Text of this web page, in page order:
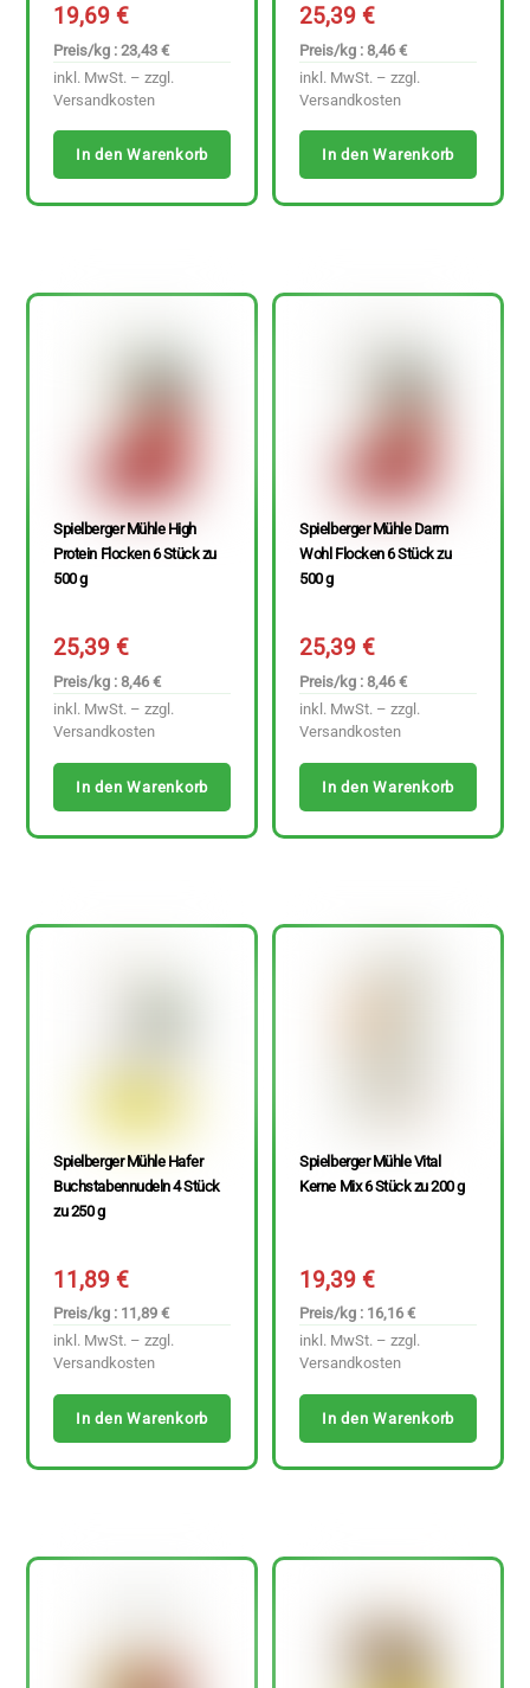
19,69€
Preis/kg : 23,43 €
inkl. MwSt. – zzgl.
Versandkosten
In den Warenkorb
25,39€
Preis/kg : 8,46 €
inkl. MwSt. – zzgl.
Versandkosten
In den Warenkorb
Spielberger Mühle High
Protein Flocken 6 Stück zu
500 g
25,39€
Preis/kg : 8,46 €
inkl. MwSt. – zzgl.
Versandkosten
In den Warenkorb
Spielberger Mühle Darm
Wohl Flocken 6 Stück zu
500 g
25,39€
Preis/kg : 8,46 €
inkl. MwSt. – zzgl.
Versandkosten
In den Warenkorb
Spielberger Mühle Hafer
Buchstabennudeln 4 Stück
zu 250 g
11,89€
Preis/kg : 11,89 €
inkl. MwSt. – zzgl.
Versandkosten
In den Warenkorb
Spielberger Mühle Vital
Kerne Mix 6 Stück zu 200 g
19,39€
Preis/kg : 16,16 €
inkl. MwSt. – zzgl.
Versandkosten
In den Warenkorb